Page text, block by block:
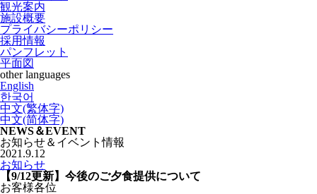
観光案内
施設概要
プライバシーポリシー
採用情報
パンフレット
平面図
other languages
English
한국어
中文(繁体字)
中文(简体字)
NEWS＆EVENT
お知らせ＆イベント情報
2021.9.12
お知らせ
【9/12更新】今後のご夕食提供について
お客様各位